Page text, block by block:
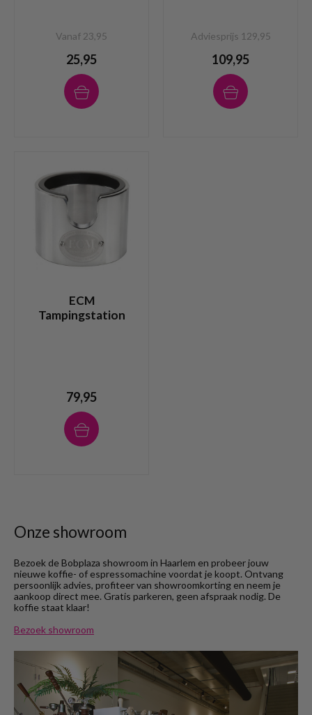
Vanaf 23,95
25,95
Adviesprijs 129,95
109,95
ECM
Tampingstation
79,95
Onze showroom
Bezoek de Bobplaza showroom in Haarlem en probeer jouw
nieuwe koffie- of espressomachine voordat je koopt. Ontvang
persoonlijk advies, profiteer van showroomkorting en neem je
aankoop direct mee. Gratis parkeren, geen afspraak nodig. De
koffie staat klaar!
Bezoek showroom